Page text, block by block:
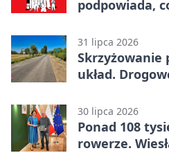
podpowiada,
31 lipca 2026
Skrzyżowanie
układ.
30 lipca 2026
Ponad 108
rowerze.